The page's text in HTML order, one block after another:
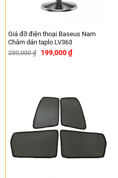
Giá đỡ điện thoại Baseus Nam
Châm dán taplo LV363
230,000₫ 199,000₫